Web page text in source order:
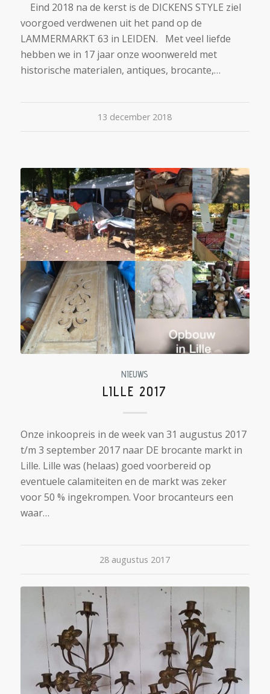
Eind 2018 na de kerst is de DICKENS STYLE ziel
voorgoed verdwenen uit het pand op de
LAMMERMARKT 63 in LEIDEN. Met veel liefde
hebben we in 17 jaar onze woonwereld met
historische materialen, antiques, brocante,…
13 december 2018
NIEUWS
LILLE 2017
Onze inkoopreis in de week van 31 augustus 2017
t/m 3 september 2017 naar DE brocante markt in
Lille. Lille was (helaas) goed voorbereid op
eventuele calamiteiten en de markt was zeker
voor 50 % ingekrompen. Voor brocanteurs een
waar…
28 augustus 2017